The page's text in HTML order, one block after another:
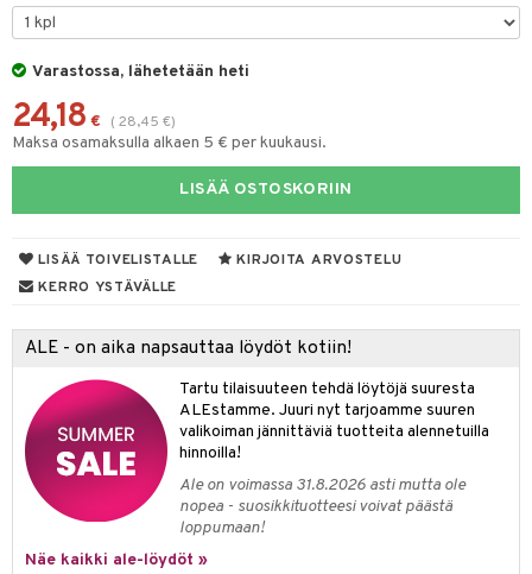
Varastossa, lähetetään heti
24,18 € ( 28,45 €)
Maksa osamaksulla alkaen 5 € per kuukausi.
LISÄÄ OSTOSKORIIN
LISÄÄ TOIVELISTALLE
KIRJOITA ARVOSTELU
KERRO YSTÄVÄLLE
ALE - on aika napsauttaa löydöt kotiin!
Tartu tilaisuuteen tehdä löytöjä suuresta
ALEstamme. Juuri nyt tarjoamme suuren
valikoiman jännittäviä tuotteita alennetuilla
hinnoilla!
Ale on voimassa 31.8.2026 asti mutta ole
nopea - suosikkituotteesi voivat päästä
loppumaan!
Näe kaikki ale-löydöt »
& Vihannesveitset
sisustus
tarvikkeita
tekstiilit
koristelu
säilytys
tekstiilit
Saalit
& Tyynyliinat
& Peitot
& Koukut
& Korit
& Veistokset
& Lyhdyt
tekstiilit
tekstiilit
hyönteissuoja
& Lyhdyt
& vastauksia